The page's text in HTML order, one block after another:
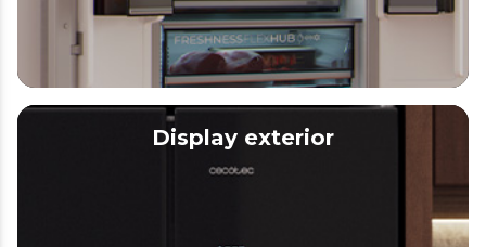
Display exterior